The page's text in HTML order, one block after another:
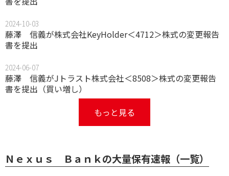
2024-10-03
藤澤 信義が株式会社KeyHolder＜4712＞株式の変更報告
書を提出
2024-06-07
藤澤 信義がJトラスト株式会社＜8508＞株式の変更報告
書を提出（買い増し）
もっと見る
Ｎｅｘｕｓ Ｂａｎｋの大量保有速報（一覧）